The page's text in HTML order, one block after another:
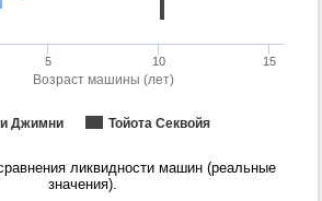
Возраст машины (лет)
Джимни Тойота Секвойя
5 10 15
ликвидности машин (реальные
значения).